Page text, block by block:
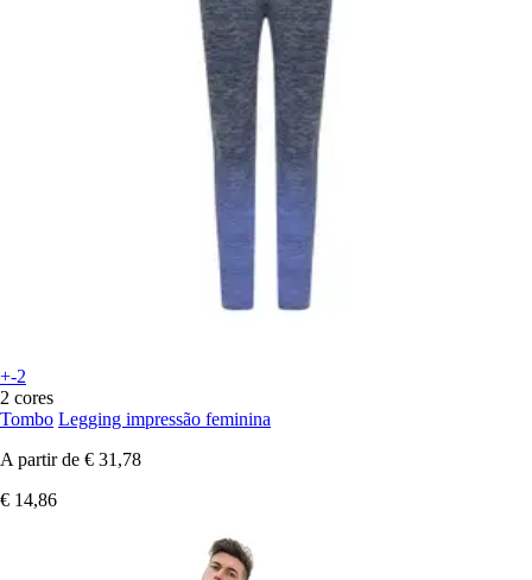
+-2
2 cores
Tombo Legging impressão feminina
A partir de € 31,78
€ 14,86